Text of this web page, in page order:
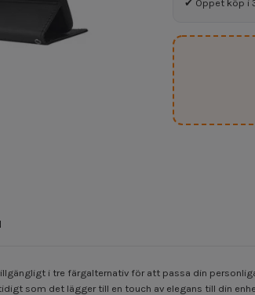
✔ Öppet köp i
i tre färgalternativ för att passa din
som det lägger till en touch av elegans till din